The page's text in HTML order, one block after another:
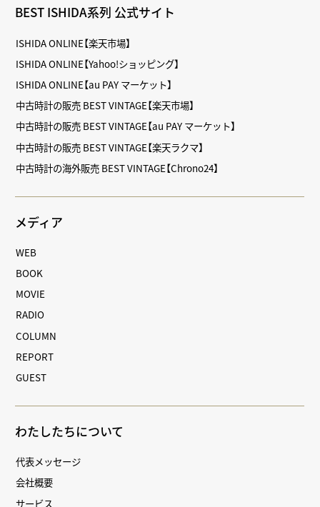
BEST ISHIDA系列 公式サイト
ISHIDA ONLINE【楽天市場】
ISHIDA ONLINE【Yahoo!ショッピング】
ISHIDA ONLINE【au PAY マーケット】
中古時計の販売 BEST VINTAGE【楽天市場】
中古時計の販売 BEST VINTAGE【au PAY マーケット】
中古時計の販売 BEST VINTAGE【楽天ラクマ】
中古時計の海外販売 BEST VINTAGE【Chrono24】
メディア
WEB
BOOK
MOVIE
RADIO
COLUMN
REPORT
GUEST
わたしたちについて
代表メッセージ
会社概要
サービス